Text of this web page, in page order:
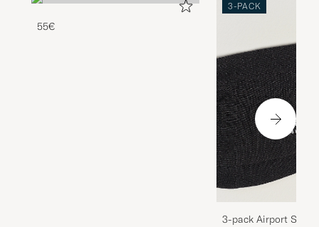
55€
3-PACK
3-pack Airport